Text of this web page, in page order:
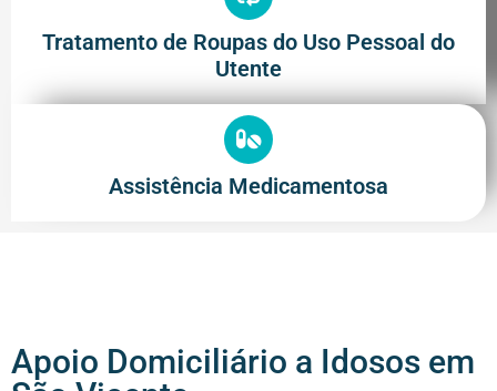
Tratamento de Roupas do Uso Pessoal do
Utente
Assistência Medicamentosa
Apoio Domiciliário a Idosos em